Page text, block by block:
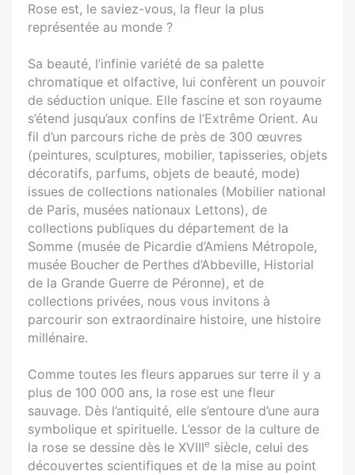
Rose est, le saviez-vous, la fleur la plus
représentée au monde ?
Sa beauté, l’infinie variété de sa palette
chromatique et olfactive, lui confèrent un pouvoir
de séduction unique. Elle fascine et son royaume
s’étend jusqu’aux confins de l’Extrême Orient. Au
fil d’un parcours riche de près de 300 œuvres
(peintures, sculptures, mobilier, tapisseries, objets
décoratifs, parfums, objets de beauté, mode)
issues de collections nationales (Mobilier national
de Paris, musées nationaux Lettons), de
collections publiques du département de la
Somme (musée de Picardie d’Amiens Métropole,
musée Boucher de Perthes d’Abbeville, Historial
de la Grande Guerre de Péronne), et de
collections privées, nous vous invitons à
parcourir son extraordinaire histoire, une histoire
millénaire.
Comme toutes les fleurs apparues sur terre il y a
plus de 100 000 ans, la rose est une fleur
sauvage. Dès l’antiquité, elle s’entoure d’une aura
symbolique et spirituelle. L’essor de la culture de
la rose se dessine dès le XVIIIe siècle, celui des
découvertes scientifiques et de la mise au point